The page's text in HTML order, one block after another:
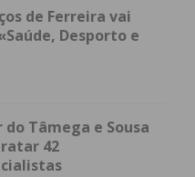
de Ferreira vai
Desporto e
Tâmega e Sousa
42